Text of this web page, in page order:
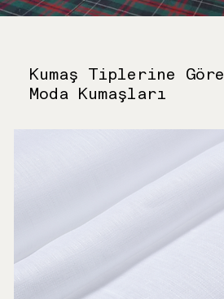
Kumaş Tiplerine Göre
Moda Kumaşları